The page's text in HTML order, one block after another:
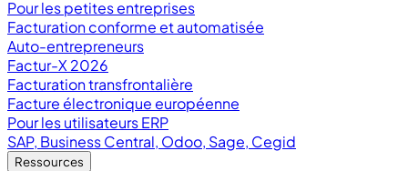
Pour les petites entreprises
Facturation conforme et automatisée
Auto-entrepreneurs
Factur-X 2026
Facturation transfrontalière
Facture électronique européenne
Pour les utilisateurs ERP
SAP, Business Central, Odoo, Sage, Cegid
Ressources